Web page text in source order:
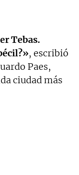
Tebas.
, escribió
Paes,
ciudad más